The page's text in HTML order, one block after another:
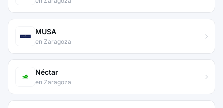
MUSA
en Zaragoza
Néctar
en Zaragoza